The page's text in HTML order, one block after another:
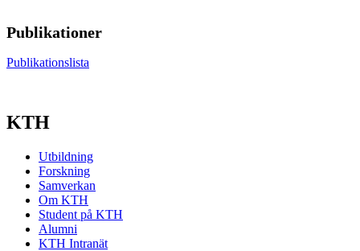
Publikationer
Publikationslista
KTH
Utbildning
Forskning
Samverkan
Om KTH
Student på KTH
Alumni
KTH Intranät